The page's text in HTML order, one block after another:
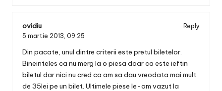
ovidiu
Reply
5 martie 2013, 09:25
Din pacate, unul dintre criterii este pretul biletelor.
Bineinteles ca nu merg la o piesa doar ca este ieftin
biletul dar nici nu cred ca am sa dau vreodata mai mult
de 35lei pe un bilet. Ultimele piese le-am vazut la